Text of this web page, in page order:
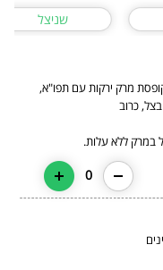
שניצל
מרק ירקות עם תפו"א,
גזר, דלעת, סלרי, קישוא, בצל, כרוב
במרק ללא עלות.
0